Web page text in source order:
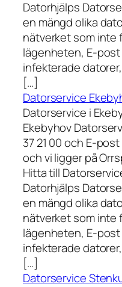
Datorhjälps
en mängd olika
nätverket som inte
lägenheten, E-
infekterade
[…]
Datorservice
Datorservice i
Ekebyhov
37 21 00 och E-
och vi ligger på
Hitta till
Datorhjälps
en mängd olika
nätverket som inte
lägenheten, E-
infekterade
[…]
Datorservice